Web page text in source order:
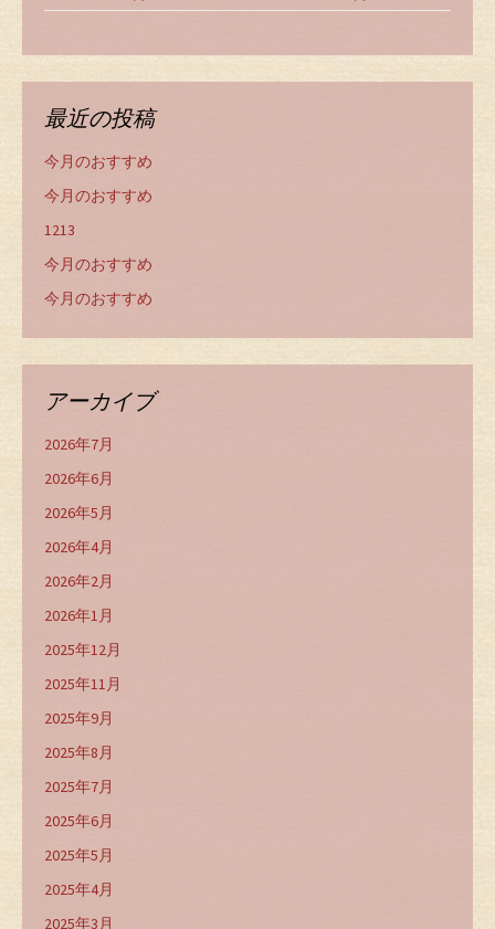
最近の投稿
今月のおすすめ
今月のおすすめ
1213
今月のおすすめ
今月のおすすめ
アーカイブ
2026年7月
2026年6月
2026年5月
2026年4月
2026年2月
2026年1月
2025年12月
2025年11月
2025年9月
2025年8月
2025年7月
2025年6月
2025年5月
2025年4月
2025年3月